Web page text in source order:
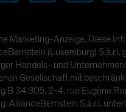
Marketing-Anzeige. Diese
(Luxemburg) S.à.r.l.
Handels- und
Gesellschaft mit
B 34 305, 2-4, rue Eugène
AllianceBernstein S.à.r.l.